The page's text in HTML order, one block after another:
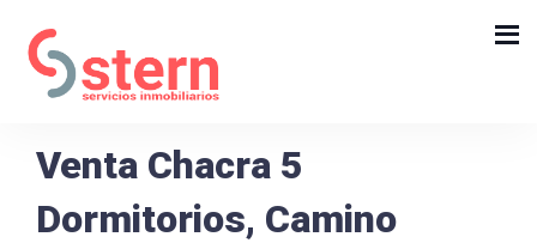
Venta Chacra 5
Dormitorios, Camino